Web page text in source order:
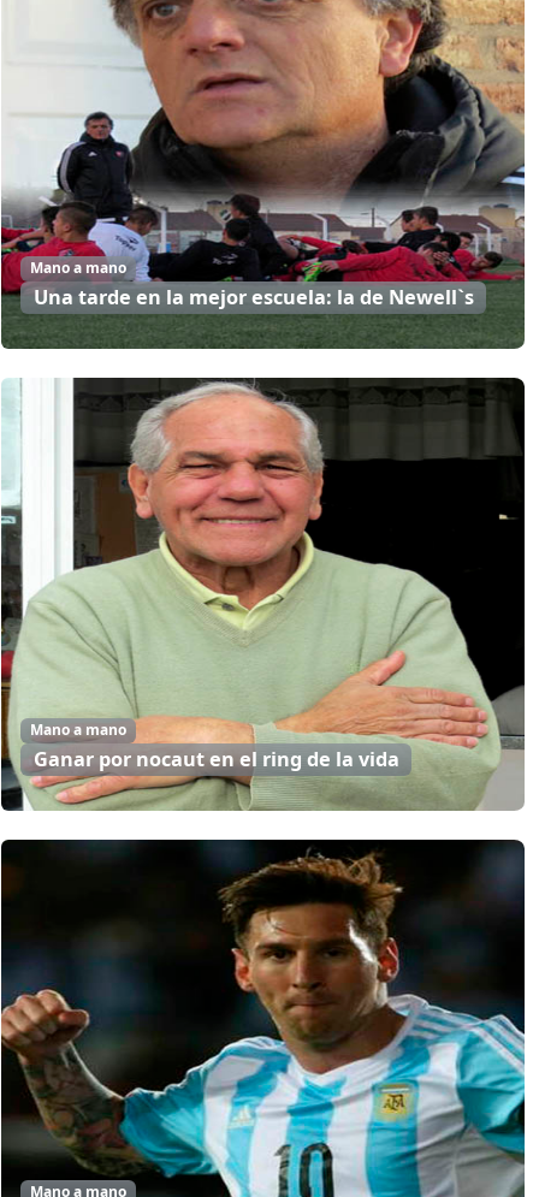
Mano a mano
Una tarde en la mejor escuela: la de Newell`s
Mano a mano
Ganar por nocaut en el ring de la vida
Mano a mano